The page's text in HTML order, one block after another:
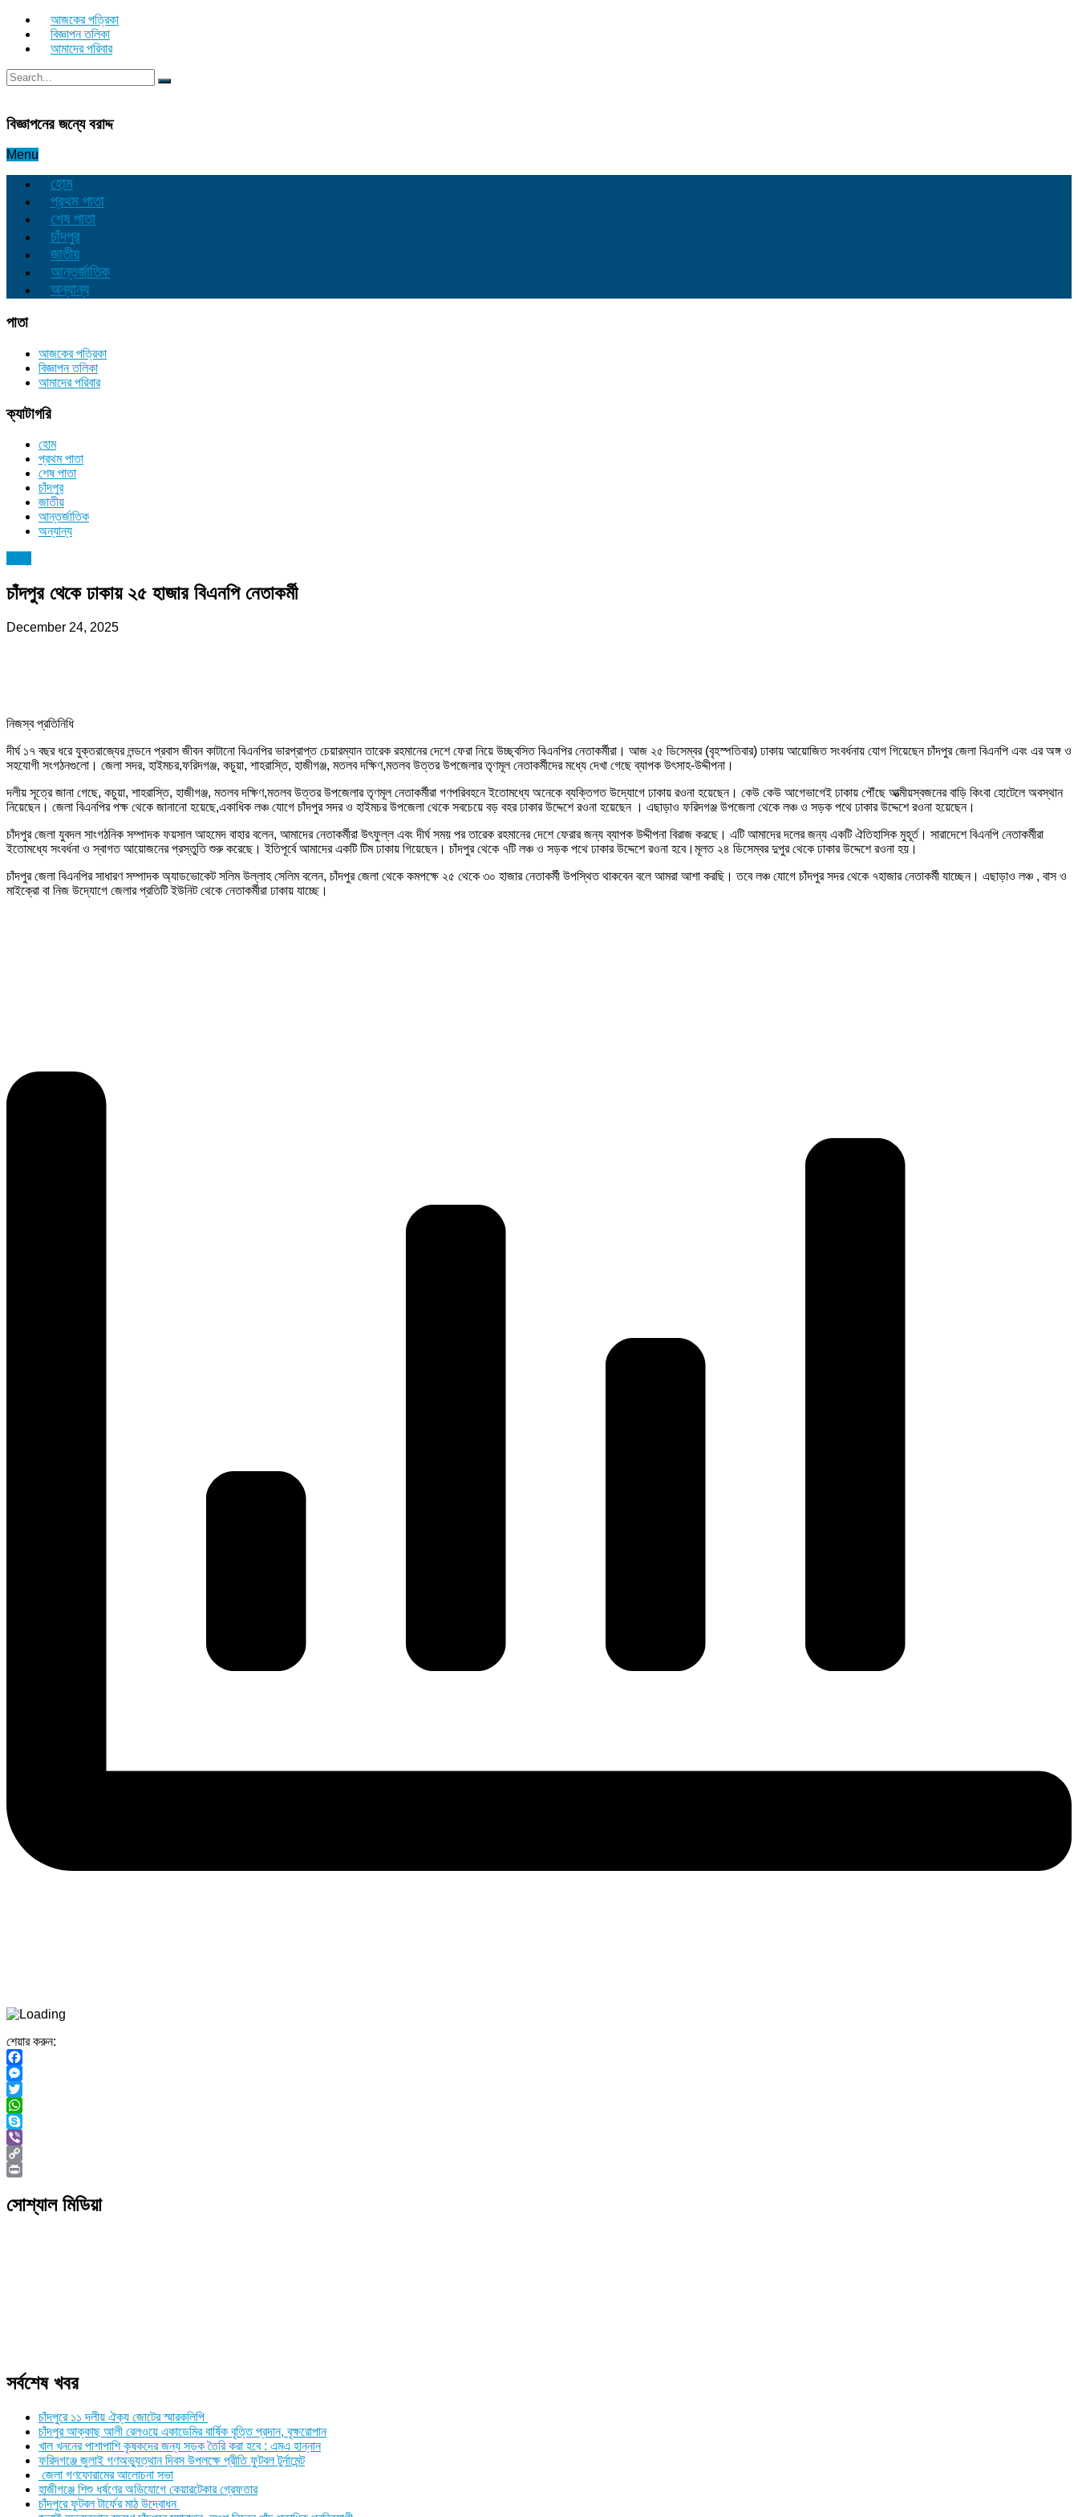
আজকের পত্রিকা
বিজ্ঞাপন তলিকা
আমাদের পরিবার
বিজ্ঞাপনের জন্যে বরাদ্দ
Menu
হোম
প্রথম পাতা
শেষ পাতা
চাঁদপুর
জাতীয়
আন্তর্জাতিক
অন্যান্য
পাতা
আজকের পত্রিকা
বিজ্ঞাপন তলিকা
আমাদের পরিবার
ক্যাটাগরি
হোম
প্রথম পাতা
শেষ পাতা
চাঁদপুর
জাতীয়
আন্তর্জাতিক
অন্যান্য
চাঁদপুর থেকে ঢাকায় ২৫ হাজার বিএনপি নেতাকর্মী
December 24, 2025
নিজস্ব প্রতিনিধি
দীর্ঘ ১৭ বছর ধরে যুক্তরাজ্যের লন্ডনে প্রবাস জীবন কাটানো বিএনপির ভারপ্রাপ্ত চেয়ারম্যান তারেক রহমানের দেশে ফেরা নিয়ে উচ্ছ্বসিত বিএনপির নেতাকর্মীরা। আজ ২৫ ডিসেম্বর (বৃহস্পতিবার) ঢাকায় আয়োজিত সংবর্ধনায় যোগ গিয়েছেন চাঁদপুর জেলা বিএনপি এবং এর অঙ্গ ও
সহযোগী সংগঠনগুলো। জেলা সদর, হাইমচর,ফরিদগঞ্জ, কচুয়া, শাহরাস্তি, হাজীগঞ্জ, মতলব দক্ষিণ,মতলব উত্তর উপজেলার তৃণমূল নেতাকর্মীদের মধ্যে দেখা গেছে ব্যাপক উৎসাহ-উদ্দীপনা।
দলীয় সূত্রে জানা গেছে, কচুয়া, শাহরাস্তি, হাজীগঞ্জ, মতলব দক্ষিণ,মতলব উত্তর উপজেলার তৃণমূল নেতাকর্মীরা গণপরিবহনে ইতোমধ্যে অনেকে ব্যক্তিগত উদ্যোগে ঢাকায় রওনা হয়েছেন। কেউ কেউ আগেভাগেই ঢাকায় পৌঁছে আত্মীয়স্বজনের বাড়ি কিংবা হোটেলে অবস্থান
নিয়েছেন। জেলা বিএনপির পক্ষ থেকে জানানো হয়েছে,একাধিক লঞ্চ যোগে চাঁদপুর সদর ও হাইমচর উপজেলা থেকে সবচেয়ে বড় বহর ঢাকার উদ্দেশে রওনা হয়েছেন । এছাড়াও ফরিদগঞ্জ উপজেলা থেকে লঞ্চ ও সড়ক পথে ঢাকার উদ্দেশে রওনা হয়েছেন।
চাঁদপুর জেলা যুবদল সাংগঠনিক সম্পাদক ফয়সাল আহমেদ বাহার বলেন, আমাদের নেতাকর্মীরা উৎফুল্ল এবং দীর্ঘ সময় পর তারেক রহমানের দেশে ফেরার জন্য ব্যাপক উদ্দীপনা বিরাজ করছে। এটি আমাদের দলের জন্য একটি ঐতিহাসিক মুহূর্ত। সারাদেশে বিএনপি নেতাকর্মীরা
ইতোমধ্যে সংবর্ধনা ও স্বাগত আয়োজনের প্রস্তুতি শুরু করেছে। ইতিপূর্বে আমাদের একটি টিম ঢাকায় গিয়েছেন। চাঁদপুর থেকে ৭টি লঞ্চ ও সড়ক পথে ঢাকার উদ্দেশে রওনা হবে।মূলত ২৪ ডিসেম্বর দুপুর থেকে ঢাকার উদ্দেশে রওনা হয়।
চাঁদপুর জেলা বিএনপির সাধারণ সম্পাদক অ্যাডভোকেট সলিম উল্লাহ সেলিম বলেন, চাঁদপুর জেলা থেকে কমপক্ষে ২৫ থেকে ৩০ হাজার নেতাকর্মী উপস্থিত থাকবেন বলে আমরা আশা করছি। তবে লঞ্চ যোগে চাঁদপুর সদর থেকে ৭হাজার নেতাকর্মী যাচ্ছেন। এছাড়াও লঞ্চ , বাস ও
মাইক্রো বা নিজ উদ্যোগে জেলার প্রতিটি ইউনিট থেকে নেতাকর্মীরা ঢাকায় যাচ্ছে।
শেয়ার করুন:
Facebook
Messenger
Twitter
WhatsApp
Skype
Viber
Copy
সোশ্যাল মিডিয়া
সর্বশেষ খবর
চাঁদপুরে ১১ দলীয় ঐক্য জোটের স্মারকলিপি
চাঁদপুর আক্কাছ আলী রেলওয়ে একাডেমির বার্ষিক বৃত্তি প্রদান, বৃক্ষরোপান
খাল খননের পাশাপাশি কৃষকদের জন্য সড়ক তৈরি করা হবে : এমএ হান্নান
ফরিদগঞ্জে জুলাই গণঅভ্যুত্থান দিবস উপলক্ষে প্রীতি ফুটবল টুর্নামেন্ট
জেলা গণফোরামের আলোচনা সভা
হাজীগঞ্জে শিশু ধর্ষণের অভিযোগে কেয়ারটেকার গ্রেফতার
চাঁদপুরে ফুটবল টার্ফের মাঠ উদ্বোধন